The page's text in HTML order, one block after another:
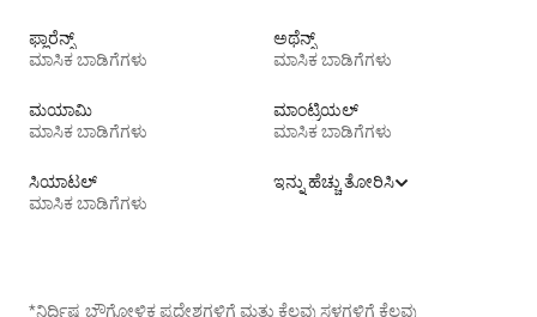
ಫ್ಲಾರೆನ್ಸ್
ಮಾಸಿಕ ಬಾಡಿಗೆಗಳು
ಅಥೆನ್ಸ್
ಮಾಸಿಕ ಬಾಡಿಗೆಗಳು
ಮಯಾಮಿ
ಮಾಸಿಕ ಬಾಡಿಗೆಗಳು
ಮಾಂಟ್ರಿಯಲ್
ಮಾಸಿಕ ಬಾಡಿಗೆಗಳು
ಸಿಯಾಟಲ್
ಮಾಸಿಕ ಬಾಡಿಗೆಗಳು
ಇನ್ನು ಹೆಚ್ಚು ತೋರಿಸಿ
*ನಿರ್ದಿಷ್ಟ ಭೌಗೋಳಿಕ ಪ್ರದೇಶಗಳಿಗೆ ಮತ್ತು ಕೆಲವು ಸ್ಥಳಗಳಿಗೆ ಕೆಲವು